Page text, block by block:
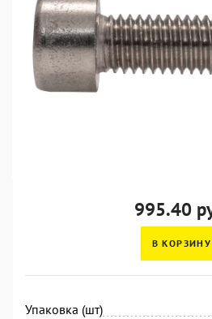
995.40
В КОРЗИНУ
Упаковка (шт)